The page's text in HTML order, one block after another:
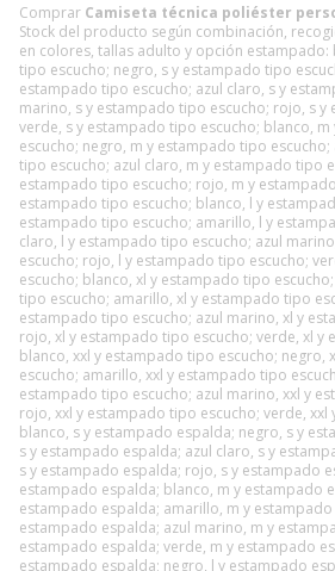
Comprar Camiseta técnica poliéster
Stock del producto según combinación,
en colores, tallas adulto y opción estampado:
tipo escucho; negro, s y estampado tipo
estampado tipo escucho; azul claro, s y
marino, s y estampado tipo escucho; rojo, s y
verde, s y estampado tipo escucho; blanco,
escucho; negro, m y estampado tipo
tipo escucho; azul claro, m y estampado tipo
estampado tipo escucho; rojo, m y
estampado tipo escucho; blanco, l y
estampado tipo escucho; amarillo, l y
claro, l y estampado tipo escucho; azul
escucho; rojo, l y estampado tipo escucho;
escucho; blanco, xl y estampado tipo
tipo escucho; amarillo, xl y estampado tipo
estampado tipo escucho; azul marino, xl y
rojo, xl y estampado tipo escucho; verde, xl y
blanco, xxl y estampado tipo escucho; negro,
escucho; amarillo, xxl y estampado tipo
estampado tipo escucho; azul marino, xxl y
rojo, xxl y estampado tipo escucho; verde,
blanco, s y estampado espalda; negro, s y
s y estampado espalda; azul claro, s y
s y estampado espalda; rojo, s y estampado
estampado espalda; blanco, m y estampado
estampado espalda; amarillo, m y
estampado espalda; azul marino, m y
estampado espalda; verde, m y estampado
estampado espalda; negro, l y estampado